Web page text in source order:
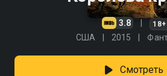
3.8 18+
США 2015
Смотреть